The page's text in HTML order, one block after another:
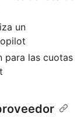
un
para las cuotas